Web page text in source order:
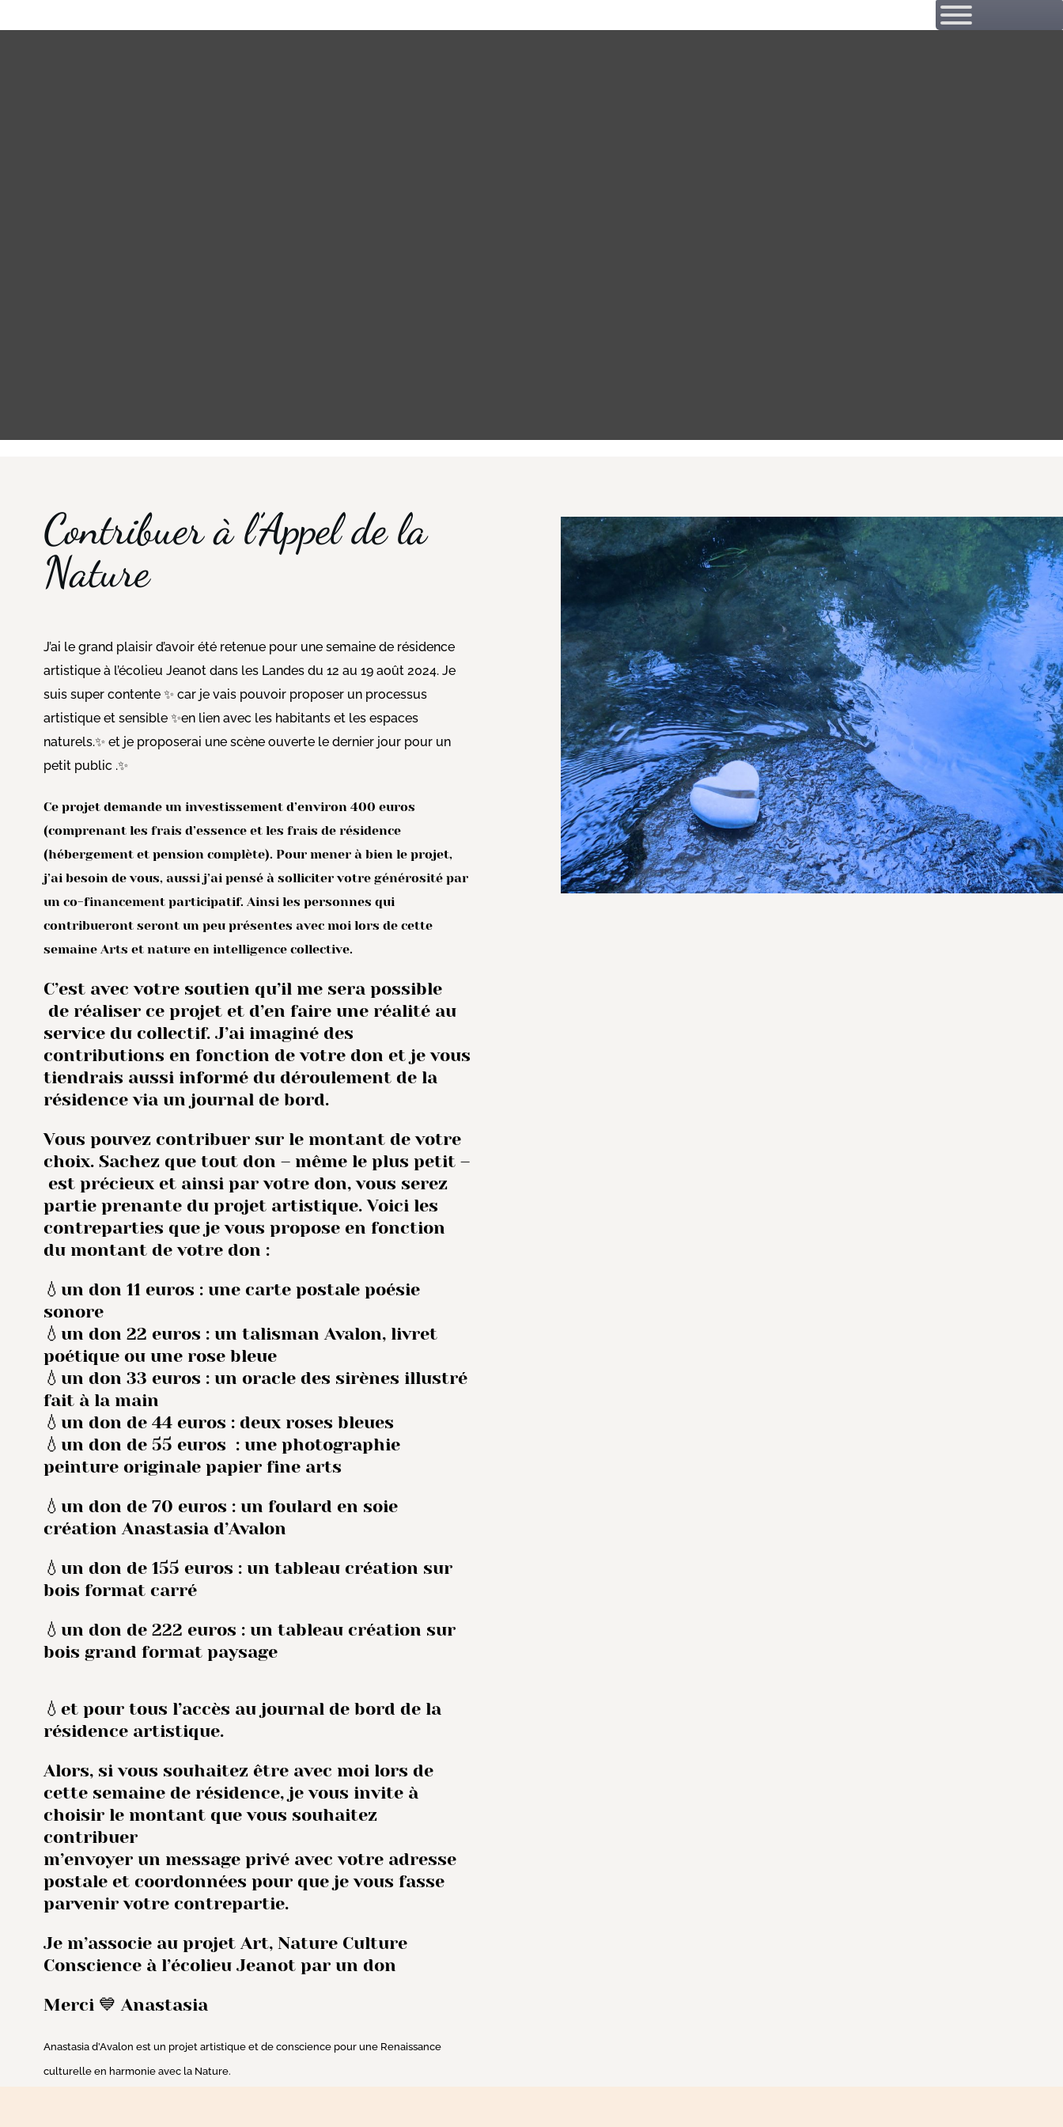
Contribuer à l’Appel de la
Nature
J’ai le grand plaisir d’avoir été retenue pour une semaine de résidence
artistique à l’écolieu Jeanot dans les Landes du 12 au 19 août 2024. Je
suis super contente ✨ car je vais pouvoir proposer un processus
artistique et sensible ✨en lien avec les habitants et les espaces
naturels.✨ et je proposerai une scène ouverte le dernier jour pour un
petit public .✨
Ce projet demande un investissement d’environ 400 euros
(comprenant les frais d’essence et les frais de résidence
(hébergement et pension complète). Pour mener à bien le projet,
j’ai besoin de vous, aussi j’ai pensé à solliciter votre générosité par
un co-financement participatif. Ainsi les personnes qui
contribueront seront un peu présentes avec moi lors de cette
semaine Arts et nature en intelligence collective.
C’est avec votre soutien qu’il me sera possible
de réaliser ce projet et d’en faire une réalité au
service du collectif. J’ai imaginé des
contributions en fonction de votre don et je vous
tiendrais aussi informé du déroulement de la
résidence via un journal de bord.
Vous pouvez contribuer sur le montant de votre
choix. Sachez que tout don – même le plus petit –
est précieux et ainsi par votre don, vous serez
partie prenante du projet artistique. Voici les
contreparties que je vous propose en fonction
du montant de votre don :
💧un don 11 euros : une carte postale poésie
sonore
💧un don 22 euros : un talisman Avalon, livret
poétique ou une rose bleue
💧un don 33 euros : un oracle des sirènes illustré
fait à la main
💧un don de 44 euros : deux roses bleues
💧un don de 55 euros : une photographie
peinture originale papier fine arts
💧un don de 70 euros : un foulard en soie
création Anastasia d’Avalon
💧un don de 155 euros : un tableau création sur
bois format carré
💧un don de 222 euros : un tableau création sur
bois grand format paysage
💧et pour tous l’accès au journal de bord de la
résidence artistique.
Alors, si vous souhaitez être avec moi lors de
cette semaine de résidence, je vous invite à
choisir le montant que vous souhaitez
contribuer
m’envoyer un message privé avec votre adresse
postale et coordonnées pour que je vous fasse
parvenir votre contrepartie.
Je m’associe au projet Art, Nature Culture
Conscience à l’écolieu Jeanot par un don
Merci 💙 Anastasia
Anastasia d’Avalon est un projet artistique et de conscience pour une Renaissance
culturelle en harmonie avec la Nature.